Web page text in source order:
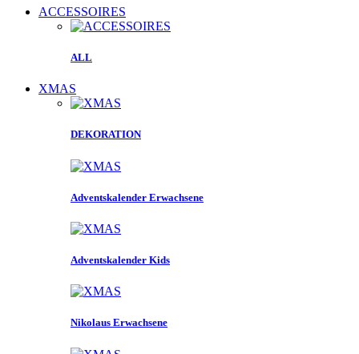
ACCESSOIRES
ALL
XMAS
DEKORATION
Adventskalender Erwachsene
Adventskalender Kids
Nikolaus Erwachsene